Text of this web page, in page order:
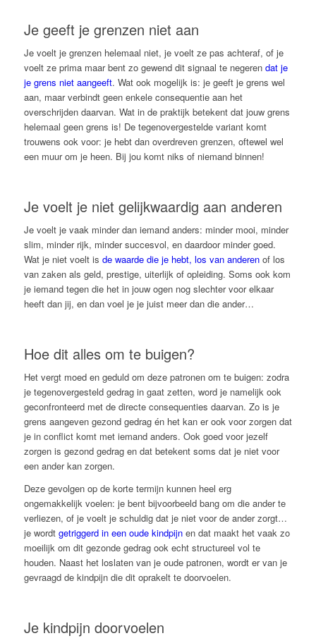
Je geeft je grenzen niet aan
Je voelt je grenzen helemaal niet, je voelt ze pas achteraf, of je
voelt ze prima maar bent zo gewend dit signaal te negeren dat je
je grens niet aangeeft. Wat ook mogelijk is: je geeft je grens wel
aan, maar verbindt geen enkele consequentie aan het
overschrijden daarvan. Wat in de praktijk betekent dat jouw grens
helemaal geen grens is! De tegenovergestelde variant komt
trouwens ook voor: je hebt dan overdreven grenzen, oftewel wel
een muur om je heen. Bij jou komt niks of niemand binnen!
Je voelt je niet gelijkwaardig aan anderen
Je voelt je vaak minder dan iemand anders: minder mooi, minder
slim, minder rijk, minder succesvol, en daardoor minder goed.
Wat je niet voelt is de waarde die je hebt, los van anderenof los
van zaken als geld, prestige, uiterlijk of opleiding. Soms ook kom
je iemand tegen die het in jouw ogen nog slechter voor elkaar
heeft dan jij, en dan voel je je juist meer dan die ander…
Hoe dit alles om te buigen?
Het vergt moed en geduld om deze patronen om te buigen: zodra
je tegenovergesteld gedrag in gaat zetten, word je namelijk ook
geconfronteerd met de directe consequenties daarvan. Zo is je
grens aangeven gezond gedrag én het kan er ook voor zorgen dat
je in conflict komt met iemand anders. Ook goed voor jezelf
zorgen is gezond gedrag en dat betekent soms dat je niet voor
een ander kan zorgen.
Deze gevolgen op de korte termijn kunnen heel erg
ongemakkelijk voelen: je bent bijvoorbeeld bang om die ander te
verliezen, of je voelt je schuldig dat je niet voor de ander zorgt…
je wordt getriggerd in een oude kindpijnen dat maakt het vaak zo
moeilijk om dit gezonde gedrag ook echt structureel vol te
houden. Naast het loslaten van je oude patronen, wordt er van je
gevraagd de kindpijn die dit oprakelt te doorvoelen.
Je kindpijn doorvoelen